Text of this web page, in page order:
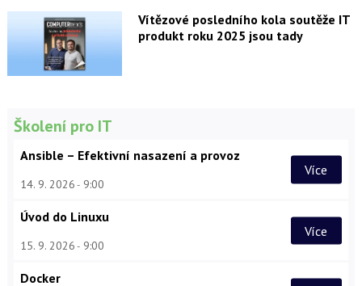
Vítězové posledního kola soutěže IT
produkt roku 2025 jsou tady
Školení pro IT
Ansible – Efektivní nasazení a provoz
14. 9. 2026 9:00
Více
Úvod do Linuxu
15. 9. 2026 9:00
Více
Docker